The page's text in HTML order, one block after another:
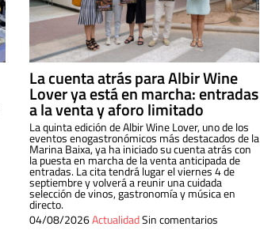
La cuenta atrás para Albir Wine
Lover ya está en marcha: entradas
a la venta y aforo limitado
La quinta edición de Albir Wine Lover, uno de los
eventos enogastronómicos más destacados de la
Marina Baixa, ya ha iniciado su cuenta atrás con
la puesta en marcha de la venta anticipada de
entradas. La cita tendrá lugar el viernes 4 de
septiembre y volverá a reunir una cuidada
selección de vinos, gastronomía y música en
directo.
04/08/2026ActualidadSin comentarios